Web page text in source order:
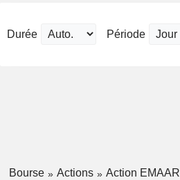
Durée Période
Bourse Actions
Action EMAAR